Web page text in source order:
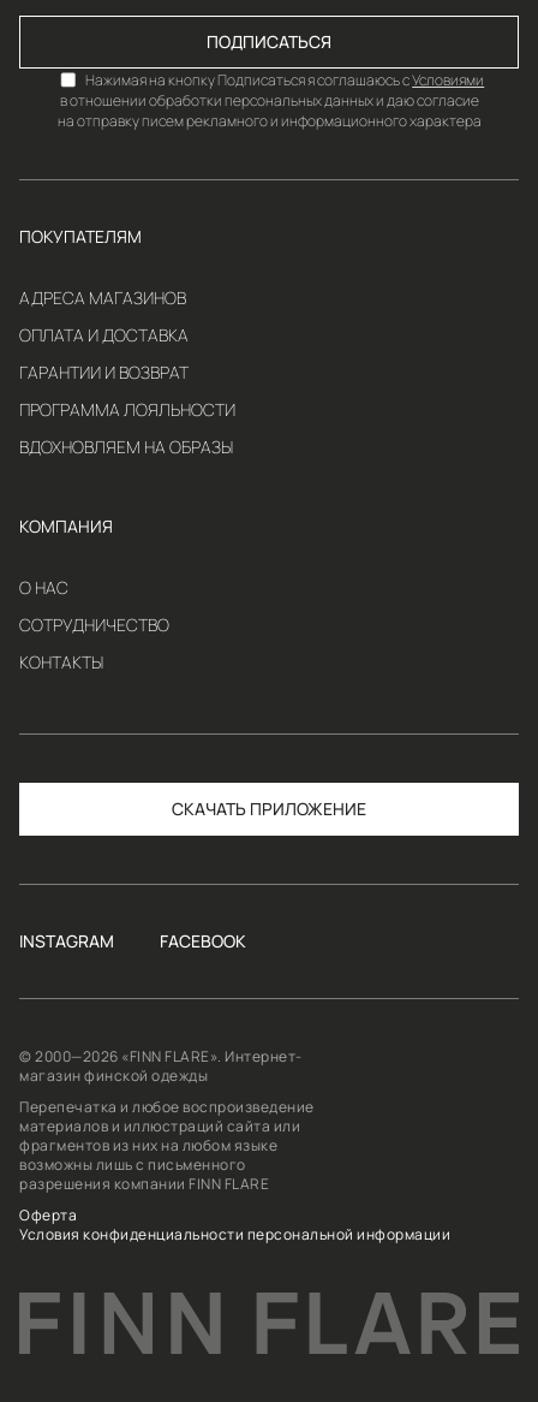
ПОДПИСАТЬСЯ
Нажимая на кнопку Подписаться я соглашаюсь сУсловиями
в отношении обработки персональных данных и даю согласие
на отправку писем рекламного и информационного характера
ПОКУПАТЕЛЯМ
АДРЕСА МАГАЗИНОВ
ОПЛАТА И ДОСТАВКА
ГАРАНТИИ И ВОЗВРАТ
ПРОГРАММА ЛОЯЛЬНОСТИ
ВДОХНОВЛЯЕМ НА ОБРАЗЫ
КОМПАНИЯ
О НАС
СОТРУДНИЧЕСТВО
КОНТАКТЫ
СКАЧАТЬ
INSTAGRAM FACEBOOK
© 2000—2026 «FINN FLARE». Интернет-
магазин финской одежды
Перепечатка и любое воспроизведение
материалов и иллюстраций сайта или
фрагментов из них на любом языке
возможны лишь с письменного
разрешения компании FINN FLARE
Оферта
Условия конфиденциальности персональной информации